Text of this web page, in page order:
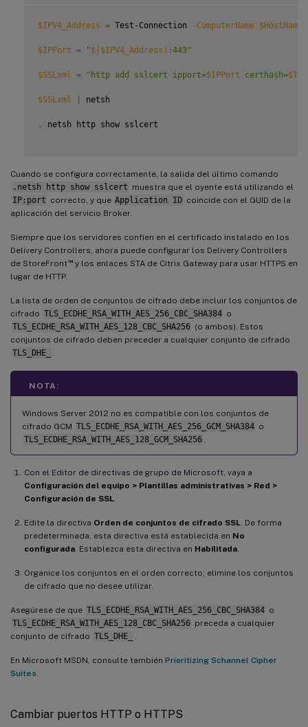
$IPV4_Address = Test-Connection -ComputerName $HostName
$IPPort = "$( $IPV4_Address ) :443"
$SSLxml = "http add sslcert ipport=$IPPort certhash=
$SSLxml netsh
. netsh http show sslcert
Cuando se configura correctamente, la salida del último comando
.netsh http show sslcert muestra que el oyente está utilizando el
IP:port correcto, y que Application ID coincide con el GUID de la
aplicación del servicio Broker.
Siempre que los servidores confíen en el certificado instalado en los
Delivery Controllers, ahora puede configurar los Delivery Controllers
de StoreFront™y los enlaces STA de Citrix Gateway para usar HTTPS en
lugar de HTTP.
La lista de orden de conjuntos de cifrado debe incluir los conjuntos de
cifrado TLS_ECDHE_RSA_WITH_AES_256_CBC_SHA384 o
TLS_ECDHE_RSA_WITH_AES_128_CBC_SHA256 (o ambos). Estos
conjuntos de cifrado deben preceder a cualquier conjunto de cifrado
TLS_DHE_
NOTA:
Windows Server 2012 no es compatible con los conjuntos de
cifrado GCM TLS_ECDHE_RSA_WITH_AES_256_GCM_SHA384 o
TLS_ECDHE_RSA_WITH_AES_128_GCM_SHA256
Con el Editor de directivas de grupo de Microsoft, vaya a
Configuración del equipo > Plantillas administrativas > Red >
Configuración de SSL
Edite la directiva Orden de conjuntos de cifrado SSL . De forma
predeterminada, esta directiva está establecida en No
configurada . Establezca esta directiva en Habilitada
Organice los conjuntos en el orden correcto; elimine los conjuntos
de cifrado que no desee utilizar.
Asegúrese de que TLS_ECDHE_RSA_WITH_AES_256_CBC_SHA384 o
TLS_ECDHE_RSA_WITH_AES_128_CBC_SHA256 preceda a cualquier
conjunto de cifrado TLS_DHE_
En Microsoft MSDN, consulte también Prioritizing Schannel Cipher
Suites
Cambiar puertos HTTP o HTTPS